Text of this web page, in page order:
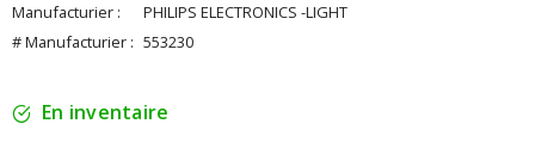
Manufacturier :
PHILIPS ELECTRONICS -LIGHT
# Manufacturier : 553230
En inventaire